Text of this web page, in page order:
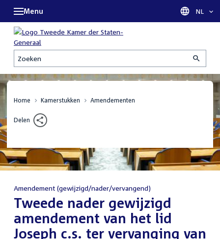
Zoeken
Menu Taal
NL
Home Kamerstukken Amendementen
Delen
Amendement (gewijzigd/nader/vervangend)
:Tweede nader gewijzigd
amendement van het lid
Joseph c.s. ter vervanging van